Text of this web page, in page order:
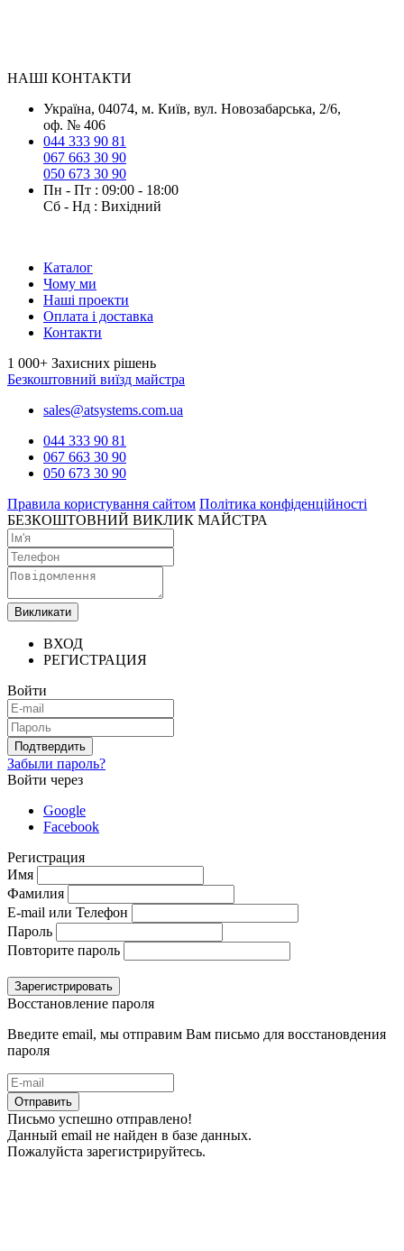
НАШІ КОНТАКТИ
Українa, 04074, м. Київ, вул. Новозабарська, 2/6,
оф. № 406
044 333 90 81
067 663 30 90
050 673 30 90
Пн - Пт : 09:00 - 18:00
Сб - Нд : Вихідний
Каталог
Чому ми
Наші проекти
Оплата і доставка
Контакти
1 000+ Захисних рішень
Безкоштовний виїзд майстра
sales@atsystems.com.ua
044 333 90 81
067 663 30 90
050 673 30 90
Правила користування сайтом Політика конфіденційності
БЕЗКОШТОВНИЙ ВИКЛИК МАЙСТРА
Викликати
ВХОД
РЕГИСТРАЦИЯ
Войти
Подтвердить
Забыли пароль?
Войти через
Google
Facebook
Регистрация
Имя
Фамилия
E-mail или Телефон
Пароль
Повторите пароль
Зарегистрировать
Восстановление пароля
Введите email, мы отправим Вам письмо для восстановдения
пароля
Отправить
Письмо успешно отправлено!
Данный email не найден в базе данных.
Пожалуйста зарегистрируйтесь.